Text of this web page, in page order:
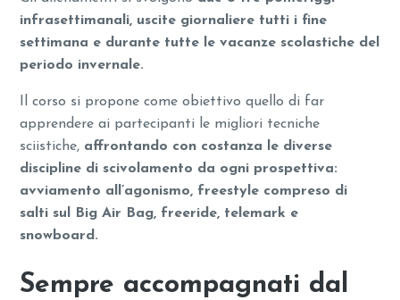
infrasettimanali, uscite giornaliere tutti i fine
settimana e durante tutte le vacanze scolastiche del
periodo invernale.
Il corso si propone come obiettivo quello di far
apprendere ai partecipanti le migliori tecniche
sciistiche, affrontando con costanza le diverse
discipline di scivolamento da ogni prospettiva:
avviamento all’agonismo, freestyle compreso di
salti sul Big Air Bag, freeride, telemark e
snowboard.
Sempre accompagnati dal